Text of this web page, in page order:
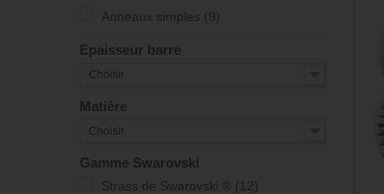
Anneaux simples (9)
Epaisseur barre
Choisir
Matière
Choisir
Gamme Swarovski
Strass de Swarovski ® (12)